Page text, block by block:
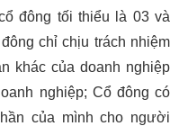
đông tối thiểu là 03 và
chỉ chịu trách nhiệm
khác của doanh nghiệp
nghiệp; Cổ đông có
của mình cho người